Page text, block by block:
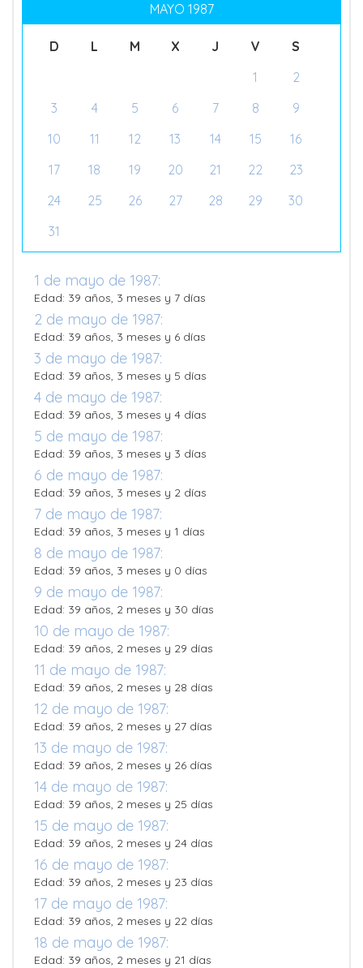
MAYO 1987
D L M X J V
S
1
2
3
4 5 6 7 8
9
10
11 12 13 14 15
16
17
18 19 20 21 22
23
24
25 26 27 28 29
30
31
1 de mayo de 1987:
Edad: 39 años, 3 meses y 7 días
2 de mayo de 1987:
Edad: 39 años, 3 meses y 6 días
3 de mayo de 1987:
Edad: 39 años, 3 meses y 5 días
4 de mayo de 1987:
Edad: 39 años, 3 meses y 4 días
5 de mayo de 1987:
Edad: 39 años, 3 meses y 3 días
6 de mayo de 1987:
Edad: 39 años, 3 meses y 2 días
7 de mayo de 1987:
Edad: 39 años, 3 meses y 1 días
8 de mayo de 1987:
Edad: 39 años, 3 meses y 0 días
9 de mayo de 1987:
Edad: 39 años, 2 meses y 30 días
10 de mayo de 1987:
Edad: 39 años, 2 meses y 29 días
11 de mayo de 1987:
Edad: 39 años, 2 meses y 28 días
12 de mayo de 1987:
Edad: 39 años, 2 meses y 27 días
13 de mayo de 1987:
Edad: 39 años, 2 meses y 26 días
14 de mayo de 1987:
Edad: 39 años, 2 meses y 25 días
15 de mayo de 1987:
Edad: 39 años, 2 meses y 24 días
16 de mayo de 1987:
Edad: 39 años, 2 meses y 23 días
17 de mayo de 1987:
Edad: 39 años, 2 meses y 22 días
18 de mayo de 1987:
Edad: 39 años, 2 meses y 21 días